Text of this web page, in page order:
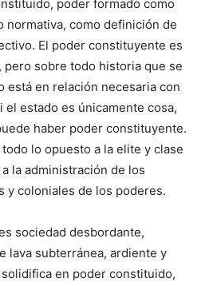
poder formado como
normativa, como definición de
El poder constituyente es
sobre todo historia que se
está en relación necesaria con
estado es únicamente cosa,
haber poder constituyente.
lo opuesto a la elite y clase
la administración de los
y coloniales de los poderes.
sociedad desbordante,
lava subterránea, ardiente y
en poder constituido,